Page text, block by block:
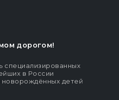
дорогом!
специализированных
в России
новорождённых детей